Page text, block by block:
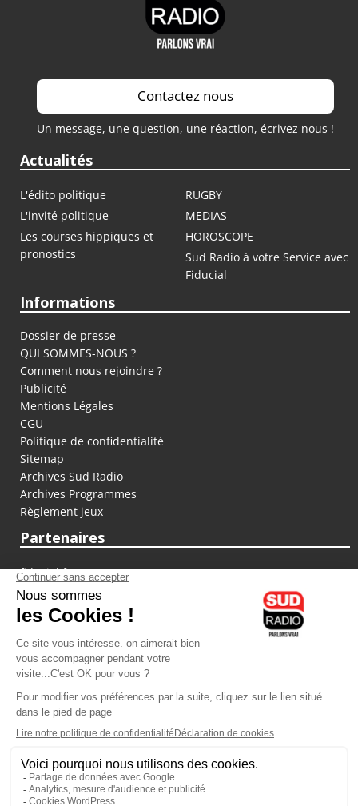
Contactez nous
Un message, une question, une réaction, écrivez nous !
Actualités
L'édito politique
RUGBY
L'invité politique
MEDIAS
Les courses hippiques et
pronostics
HOROSCOPE
Sud Radio à votre Service avec
Fiducial
Informations
Dossier de presse
QUI SOMMES-NOUS ?
Comment nous rejoindre ?
Publicité
Mentions Légales
CGU
Politique de confidentialité
Sitemap
Archives Sud Radio
Archives Programmes
Règlement jeux
Partenaires
fiducial.fr
lyoncapitale.fr
olympique-et-lyonnais.com
L'application Iphone / Android
Téléchargez l'application
Les cookies
Gestion des cookies
Crédit photos : ©Sud Radio / Pierre Olivier